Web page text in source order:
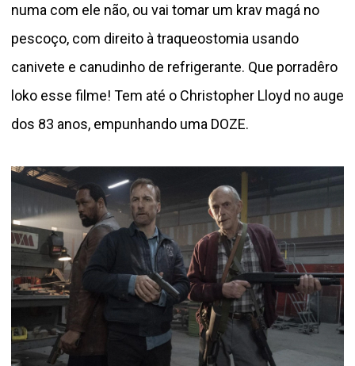
numa com ele não, ou vai tomar um krav magá no
pescoço, com direito à traqueostomia usando
canivete e canudinho de refrigerante. Que porradêro
loko esse filme! Tem até o Christopher Lloyd no auge
dos 83 anos, empunhando uma DOZE.